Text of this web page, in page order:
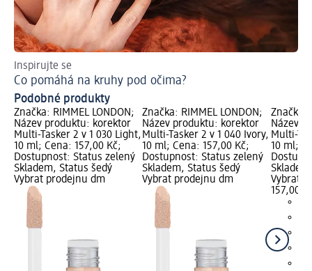
Inspirujte se
Co pomáhá na kruhy pod očima?
Podobné produkty
Značka: RIMMEL LONDON;
Název produktu: korektor
Multi-Tasker 2 v 1 030 Light,
10 ml; Cena: 157,00 Kč;
Dostupnost: Status zelený
Skladem, Status šedý
Vybrat prodejnu dm
Značka: RIMMEL LONDON;
Název produktu: korektor
Multi-Tasker 2 v 1 040 Ivory,
10 ml; Cena: 157,00 Kč;
Dostupnost: Status zelený
Skladem, Status šedý
Vybrat prodejnu dm
Značka:
Název
Multi-
10 ml;
Vybrat
157,00